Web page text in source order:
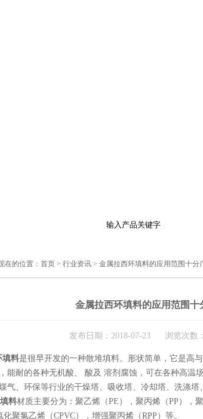
在的位置： 首页 > 行业资讯 > 金属拉西环填料的应用范围十分
金属拉西环填料的应用范围十
发布日期：2018-07-23 浏览次数
填料是很早开发的一种散堆填料。形状简单，它是高
能耐的各种无机酸、 酸及 溶剂腐蚀，可在各种高温
气、环保等行业的干燥塔、吸收塔、冷却塔、洗涤塔
料材质主要分为：聚乙烯（PE），聚丙烯（PP），
化聚氯乙烯（CPVC），增强聚丙烯（RPP）等。